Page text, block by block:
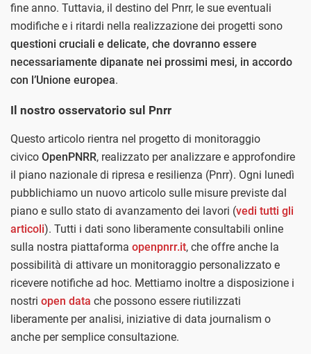
fine anno. Tuttavia, il destino del Pnrr, le sue eventuali
modifiche e i ritardi nella realizzazione dei progetti sono
questioni cruciali e delicate, che dovranno essere
necessariamente dipanate nei prossimi mesi, in accordo
con l’Unione europea.
Il nostro osservatorio sul Pnrr
Questo articolo rientra nel progetto di monitoraggio
civico OpenPNRR, realizzato per analizzare e approfondire
il piano nazionale di ripresa e resilienza (Pnrr). Ogni lunedì
pubblichiamo un nuovo articolo sulle misure previste dal
piano e sullo stato di avanzamento dei lavori (vedi tutti gli
articoli). Tutti i dati sono liberamente consultabili online
sulla nostra piattaforma openpnrr.it, che offre anche la
possibilità di attivare un monitoraggio personalizzato e
ricevere notifiche ad hoc. Mettiamo inoltre a disposizione i
nostri open data che possono essere riutilizzati
liberamente per analisi, iniziative di data journalism o
anche per semplice consultazione.